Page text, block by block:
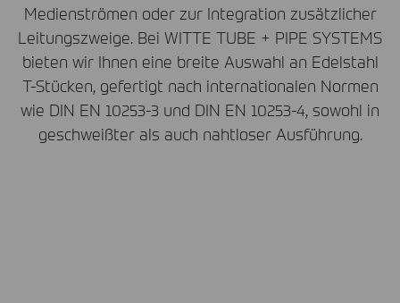
Medienströmen oder zur Integration zusätzlicher
Leitungszweige. Bei WITTE TUBE + PIPE SYSTEMS
bieten wir Ihnen eine breite Auswahl an Edelstahl
T-Stücken, gefertigt nach internationalen Normen
wie DIN EN 10253-3 und DIN EN 10253-4, sowohl in
geschweißter als auch nahtloser Ausführung.